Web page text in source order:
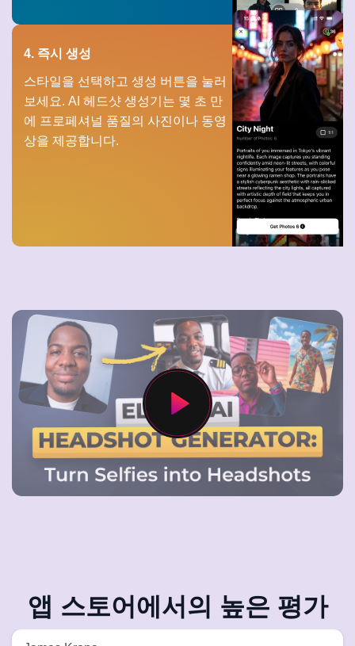
4. 즉시 생성
스타일을 선택하고 생성 버튼을 눌러
보세요. AI 헤드샷 생성기는 몇 초 만
에 프로페셔널 품질의 사진이나 동영
상을 제공합니다.
앱 스토어에서의 높은 평가